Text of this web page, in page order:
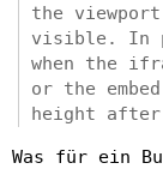
the
visible. In
when the
or the
height
Was für ein